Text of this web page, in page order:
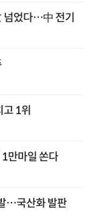
넘었다…中 전기
1위
만마일 쏜다
…국산화 발판